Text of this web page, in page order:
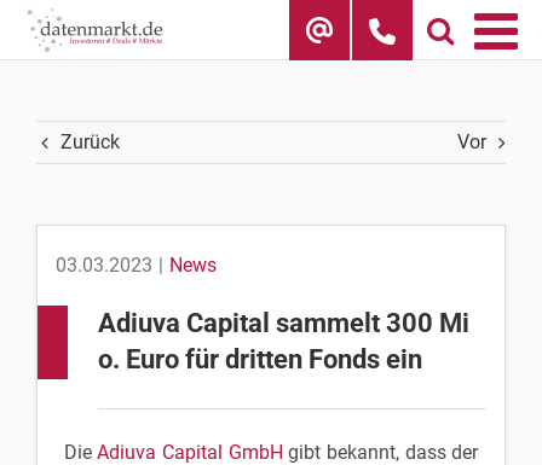
Skip
Zurück Vor
03.03.2023 | News
Adiuva Capital sammelt 300 Mi
o. Euro für dritten Fonds ein
DieAdiuva Capital GmbH gibt bekannt, dass der